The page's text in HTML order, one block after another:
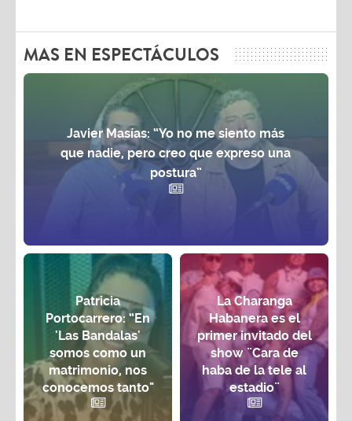
MAS EN ESPECTÁCULOS
Javier Masías: “Yo no me siento más
que nadie, pero creo que expreso una
postura”
Patricia
Portocarrero: “En
'Las Bandalas'
somos como un
matrimonio, nos
conocemos tanto"
La Charanga
Habanera es el
primer invitado del
show ¨Cara de
haba de la tele al
estadio¨